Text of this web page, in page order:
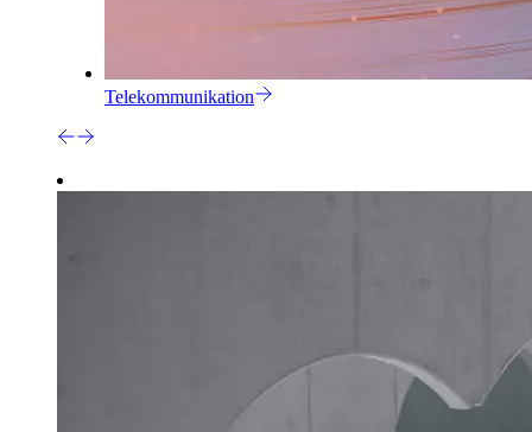
Telekommunikation